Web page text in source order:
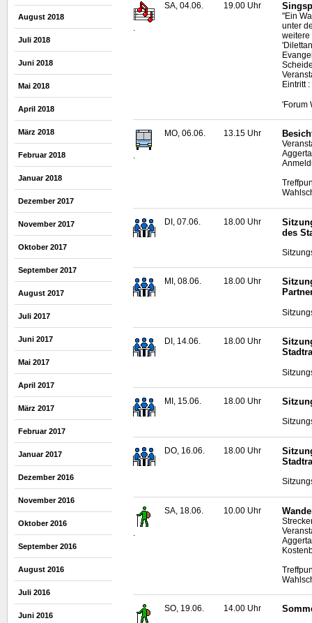
August 2018
Juli 2018
Juni 2018
Mai 2018
April 2018
März 2018
Februar 2018
Januar 2018
Dezember 2017
November 2017
Oktober 2017
September 2017
August 2017
Juli 2017
Juni 2017
Mai 2017
April 2017
März 2017
Februar 2017
Januar 2017
Dezember 2016
November 2016
Oktober 2016
September 2016
August 2016
Juli 2016
Juni 2016
.
SA, 04.06. 19.00 Uhr
"Ein
unter
weitere
Eintritt
'Forum
.
MO, 06.06. 13.15 Uhr
DI, 07.06. 18.00 Uhr
des
MI, 08.06. 18.00 Uhr
DI, 14.06. 18.00 Uhr
MI, 15.06. 18.00 Uhr
DO, 16.06. 18.00 Uhr
SA, 18.06. 10.00 Uhr
SO, 19.06. 14.00 Uhr